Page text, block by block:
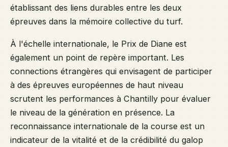
établissant des liens durables entre les deux
épreuves dans la mémoire collective du turf.
À l'échelle internationale, le Prix de Diane est
également un point de repère important. Les
connections étrangères qui envisagent de participer
à des épreuves européennes de haut niveau
scrutent les performances à Chantilly pour évaluer
le niveau de la génération en présence. La
reconnaissance internationale de la course est un
indicateur de la vitalité et de la crédibilité du galop